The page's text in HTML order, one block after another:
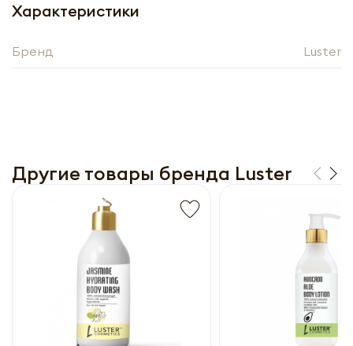
Характеристики
Бренд Luster
Другие товары бренда Luster
Получить оптовый
Получить прайс-лист
Обязательны к заполнению